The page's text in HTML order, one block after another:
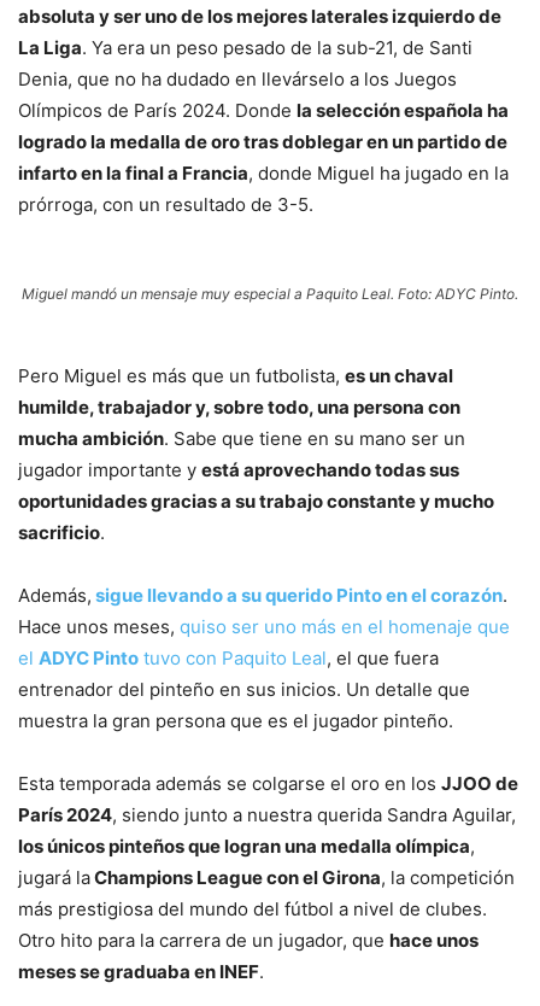
absoluta y ser uno de los mejores laterales izquierdo de
La Liga. Ya era un peso pesado de la sub-21, de Santi
Denia, que no ha dudado en llevárselo a los Juegos
Olímpicos de París 2024. Donde la selección española ha
logrado la medalla de oro tras doblegar en un partido de
infarto en la final a Francia, donde Miguel ha jugado en la
prórroga, con un resultado de 3-5.
Miguel mandó un mensaje muy especial a Paquito Leal. Foto: ADYC Pinto.
Pero Miguel es más que un futbolista, es un chaval
humilde, trabajador y, sobre todo, una persona con
mucha ambición. Sabe que tiene en su mano ser un
jugador importante y está aprovechando todas sus
oportunidades gracias a su trabajo constante y mucho
sacrificio.
Además, sigue llevando a su querido Pinto en el corazón.
Hace unos meses, quiso ser uno más en el homenaje que
el ADYC Pinto tuvo con Paquito Leal, el que fuera
entrenador del pinteño en sus inicios. Un detalle que
muestra la gran persona que es el jugador pinteño.
Esta temporada además se colgarse el oro en los JJOO de
París 2024, siendo junto a nuestra querida Sandra Aguilar,
los únicos pinteños que logran una medalla olímpica,
jugará laChampions League con el Girona, la competición
más prestigiosa del mundo del fútbol a nivel de clubes.
Otro hito para la carrera de un jugador, que hace unos
meses se graduaba en INEF.